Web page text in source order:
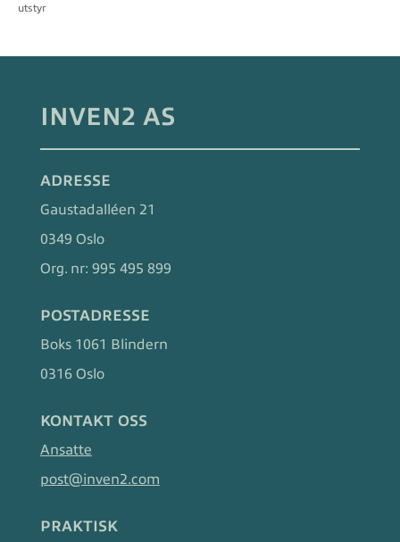
utstyr
INVEN2 AS
ADRESSE
Gaustadalléen 21
0349 Oslo
Org. nr: 995 495 899
POSTADRESSE
Boks 1061 Blindern
0316 Oslo
KONTAKT OSS
Ansatte
post@inven2.com
PRAKTISK